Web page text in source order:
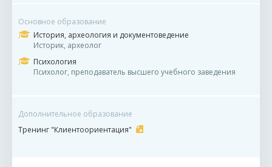
Основное образование
История, археология и документоведение
Историк, археолог
Психология
Психолог, преподаватель высшего учебного заведения
Дополнительное образование
Тренинг "Клиентоориентация"